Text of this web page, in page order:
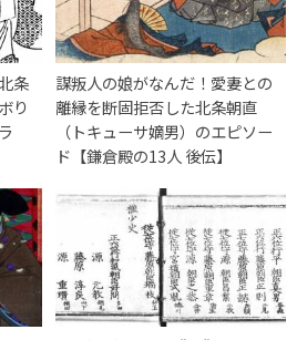
条
り
謀叛人の娘がなんだ！愛妻との
離縁を断固拒否した北条朝直
（トキューサ嫡男）のエピソー
ド【鎌倉殿の13人 後伝】